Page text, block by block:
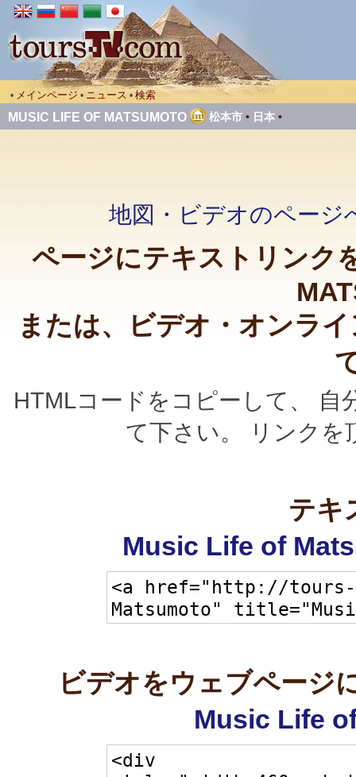
• メインページ • ニュース • 検索
MUSIC LIFE OF MATSUMOTO 松本市 • 日本 •
地図・ビデオのページ
ページにテキストリンク
または、ビデオ・オンラ
HTMLコードをコピーして、
て下さい。 リンクを
テキ
Music Life of
ビデオをウェブページ
Music Life